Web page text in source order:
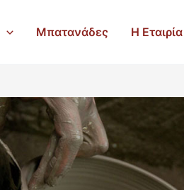
Μπατανάδες Η Εταιρία